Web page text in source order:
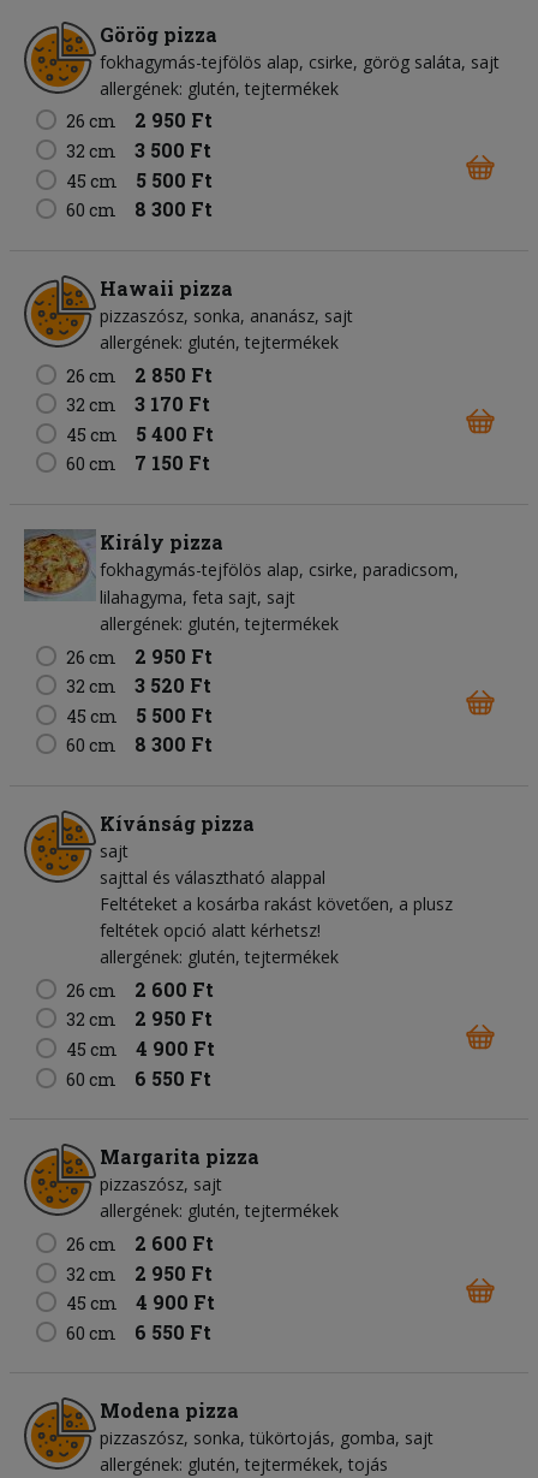
Görög pizza
fokhagymás-tejfölös alap csirke görög saláta sajt
allergének: glutén, tejtermékek
26 cm
2 950 Ft
32 cm 3 500 Ft
45 cm 5 500 Ft
60 cm 8 300 Ft
Hawaii pizza
pizzaszósz sonka ananász sajt
allergének: glutén, tejtermékek
26 cm
2 850 Ft
32 cm 3 170 Ft
45 cm 5 400 Ft
60 cm 7 150 Ft
Király pizza
fokhagymás-tejfölös alap csirke paradicsom
lilahagyma feta sajt sajt
allergének: glutén, tejtermékek
26 cm
2 950 Ft
32 cm 3 520 Ft
45 cm 5 500 Ft
60 cm 8 300 Ft
Kívánság pizza
sajt
sajttal és választható alappal
Feltéteket a kosárba rakást követően, a plusz
feltétek opció alatt kérhetsz!
allergének: glutén, tejtermékek
26 cm
2 600 Ft
32 cm 2 950 Ft
45 cm 4 900 Ft
60 cm 6 550 Ft
Margarita pizza
pizzaszósz sajt
allergének: glutén, tejtermékek
26 cm
2 600 Ft
32 cm 2 950 Ft
45 cm 4 900 Ft
60 cm 6 550 Ft
Modena pizza
pizzaszósz sonka tükörtojás gomba sajt
allergének: glutén, tejtermékek, tojás